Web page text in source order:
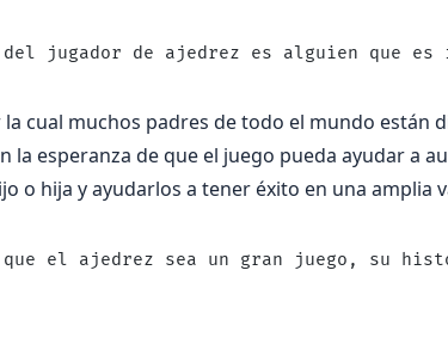
jugador de ajedrez es alguien que
la cual muchos padres de todo el mundo están
la esperanza de que el juego pueda ayudar a
o hija y ayudarlos a tener éxito en una amplia
que el ajedrez sea un gran juego, su